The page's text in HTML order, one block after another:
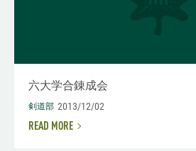
六大学合錬成会
剣道部 2013/12/02
READ MORE